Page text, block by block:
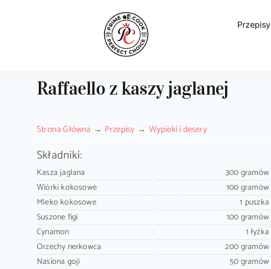
Przepisy
Raffaello z kaszy jaglanej
Strona Główna Przepisy Wypieki i desery
Składniki:
Kasza jaglana
300 gramów
Wiórki kokosowe
100 gramów
Mleko kokosowe
1 puszka
Suszone figi
100 gramów
Cynamon
1 łyżka
Orzechy nerkowca
200 gramów
Nasiona goji
50 gramów